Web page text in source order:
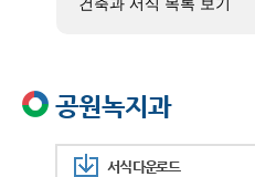
공원녹지과
서식 다운로드